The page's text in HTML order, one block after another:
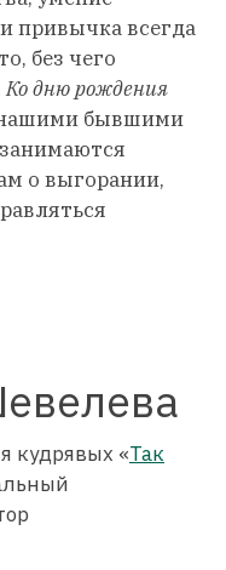
привычка всегда
без чего
Ко дню рождения
бывшими
о выгорании,
кудрявых «Так